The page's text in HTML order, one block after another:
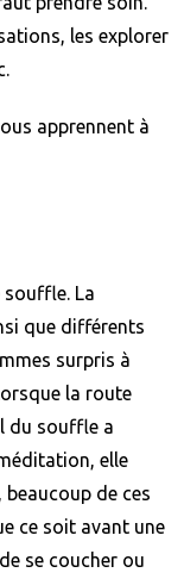
les explorer
apprennent à
souffle. La
que différents
surpris à
la route
du souffle a
elle
beaucoup de ces
ce soit avant une
se coucher ou